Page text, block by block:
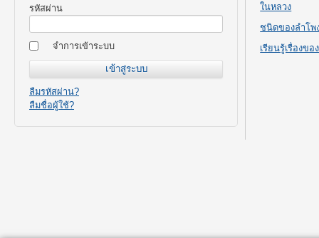
รหัสผ่าน
จำการเข้าระบบ
ลืมรหัสผ่าน?
ลืมชื่อผู้ใช้?
ในหลวง
ชนิดของลำโพ
เรียนรู้เรื่องขอ